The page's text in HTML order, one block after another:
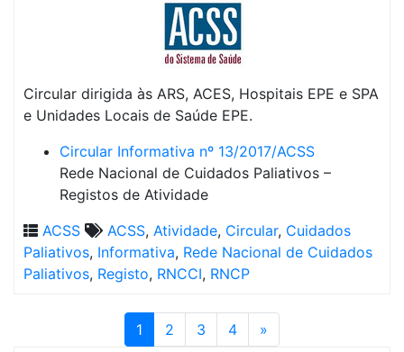
Circular dirigida às ARS, ACES, Hospitais EPE e SPA
e Unidades Locais de Saúde EPE.
Circular Informativa nº 13/2017/ACSS
Rede Nacional de Cuidados Paliativos –
Registos de Atividade
ACSS
ACSS, Atividade, Circular, Cuidados
Paliativos, Informativa, Rede Nacional de Cuidados
Paliativos, Registo, RNCCI, RNCP
1 2 3 4 »